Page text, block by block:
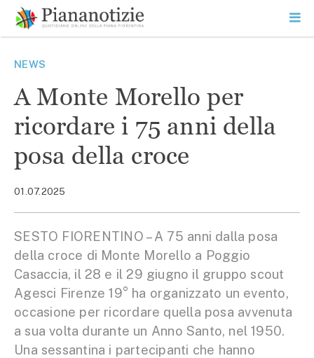
contenuto
SEARCH
NEWS
A Monte Morello per
ricordare i 75 anni della
posa della croce
01.07.2025
SESTO FIORENTINO – A 75 anni dalla posa
della croce di Monte Morello a Poggio
Casaccia, il 28 e il 29 giugno il gruppo scout
Agesci Firenze 19° ha organizzato un evento,
occasione per ricordare quella posa avvenuta
a sua volta durante un Anno Santo, nel 1950.
Una sessantina i partecipanti che hanno